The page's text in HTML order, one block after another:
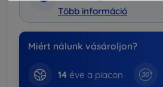
Több információ
Miért nálunk vásároljon?
14éve a piacon